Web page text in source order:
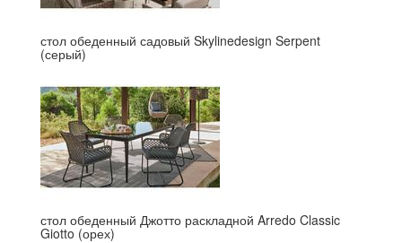
стол обеденный садовый Skylinedesign Serpent
(серый)
стол обеденный Джотто раскладной Arredo Classic
Giotto (орех)